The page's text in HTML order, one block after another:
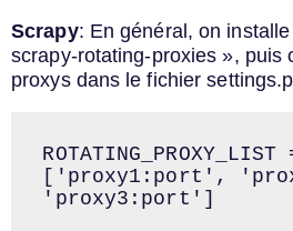
Scrapy: En général, on
scrapy-rotating-proxies », puis
proxys dans le fichier
ROTATING_PROXY_LIST
['proxy1:port',
'proxy3:port']